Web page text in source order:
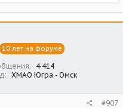
10 лет на форуме
4 414
ХМАО Югра - Омск
#907